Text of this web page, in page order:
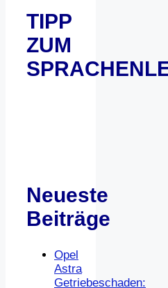
TIPP
ZUM
Neueste
Beiträge
Opel
Astra
Getriebeschaden: